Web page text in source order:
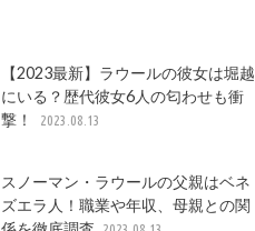
【2023最新】ラウールの彼女は堀越
にいる？歴代彼女6人の匂わせも衝
撃！
2023.08.13
スノーマン・ラウールの父親はベネ
ズエラ人！職業や年収、母親との関